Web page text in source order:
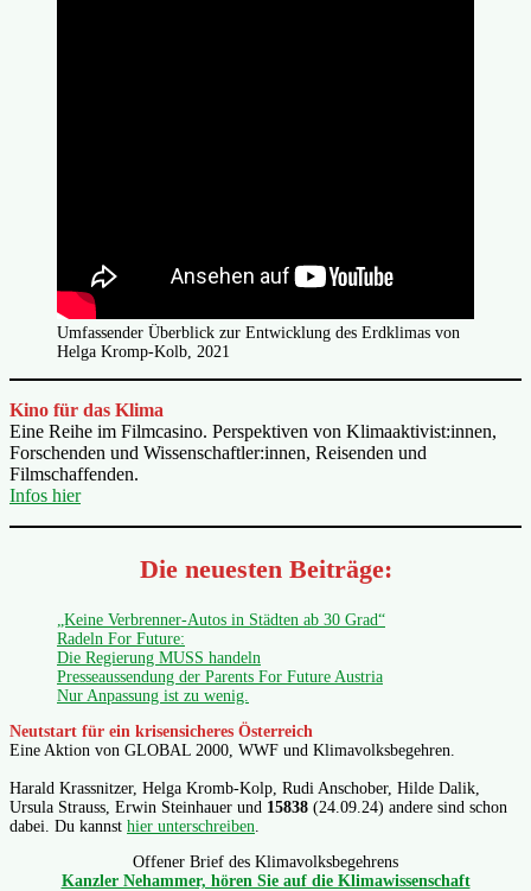
Umfassender Überblick zur Entwicklung des Erdklimas von
Helga Kromp-Kolb, 2021
Kino für das Klima
Eine Reihe im Filmcasino. Perspektiven von Klimaaktivist:innen,
Forschenden und Wissenschaftler:innen, Reisenden und
Filmschaffenden.
Infos hier
Die neuesten Beiträge:
„Keine Verbrenner-Autos in Städten ab 30 Grad“
Radeln For Future:
Die Regierung MUSS handeln
Presseaussendung der Parents For Future Austria
Nur Anpassung ist zu wenig.
Neutstart für ein krisensicheres Österreich
Eine Aktion von GLOBAL 2000, WWF und Klimavolksbegehren.
Harald Krassnitzer, Helga Kromb-Kolp, Rudi Anschober, Hilde Dalik,
Ursula Strauss, Erwin Steinhauer und 15838 (24.09.24) andere sind schon
dabei. Du kannst hier unterschreiben
Offener Brief des Klimavolksbegehrens
Kanzler Nehammer, hören Sie auf die Klimawissenschaft